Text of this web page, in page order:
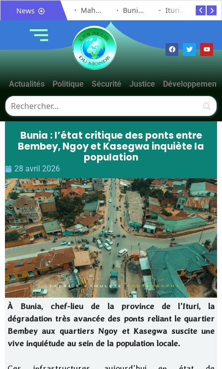
News
Mahagi : ASADS Asbl et IEDA Relief sensibilisent la population de Djupabook-Yima contre les violences basées sur le genre Mahagi:Munguromo Pirowambe David alerte sur le renforcement de la présence de la CODECO et la prolifération des barrières illégales Bunia : l’AIDAC-ASBL organise une prière d’action de grâce en l’honneur des finalistes musulmans admis à l’Examen d’État édition 2026 Ituri : un centre de traitement Ebola de plus de 100 lits ouvre ses portes pour renforcer la riposte
Actualités Politique Sécurité Justice Développement
Bunia : l’état critique des ponts entre
Bembey, Ngoy et Kasegwa inquiète la
population
28 avril 2026
À Bunia, chef-lieu de la province de l’Ituri, la
dégradation très avancée des ponts reliant le quartier
Bembey aux quartiers Ngoy et Kasegwa suscite une
vive inquiétude au sein de la population locale.